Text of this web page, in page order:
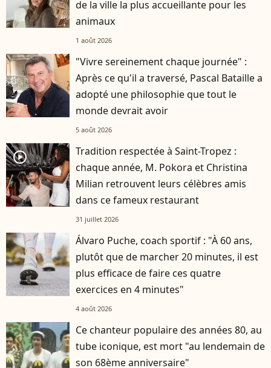
de la ville la plus accueillante pour les
animaux
1 août 2026
"Vivre sereinement chaque journée" :
Après ce qu'il a traversé, Pascal Bataille a
adopté une philosophie que tout le
monde devrait avoir
5 août 2026
player2
Tradition respectée à Saint-Tropez :
chaque année, M. Pokora et Christina
Milian retrouvent leurs célèbres amis
dans ce fameux restaurant
31 juillet 2026
Álvaro Puche, coach sportif : "À 60 ans,
plutôt que de marcher 20 minutes, il est
plus efficace de faire ces quatre
exercices en 4 minutes"
4 août 2026
Ce chanteur populaire des années 80, au
tube iconique, est mort "au lendemain de
son 68ème anniversaire"